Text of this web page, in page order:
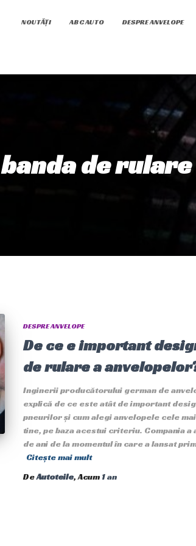
NOUTĂȚI ABC AUTO DESPRE ANVELOPE
banda de
DESPRE ANVELOPE
De ce e important
de rulare a
Inginerii producătorului german de
explică de ce este atât de important
pneurilor și cum alegi anvelopele cele
tine, pe baza acestui criteriu. Compania
de ani de la momentul în care a lansat
Citește mai mult
DeAutoteile, Acum 1 an